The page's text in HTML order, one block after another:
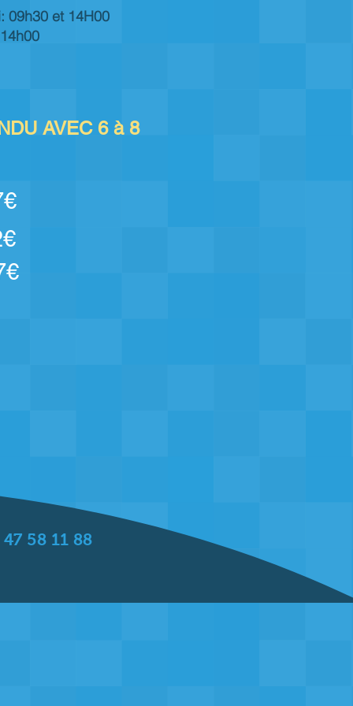
09h30 et 14H00
AVEC 6 à 8
47 58 11 88